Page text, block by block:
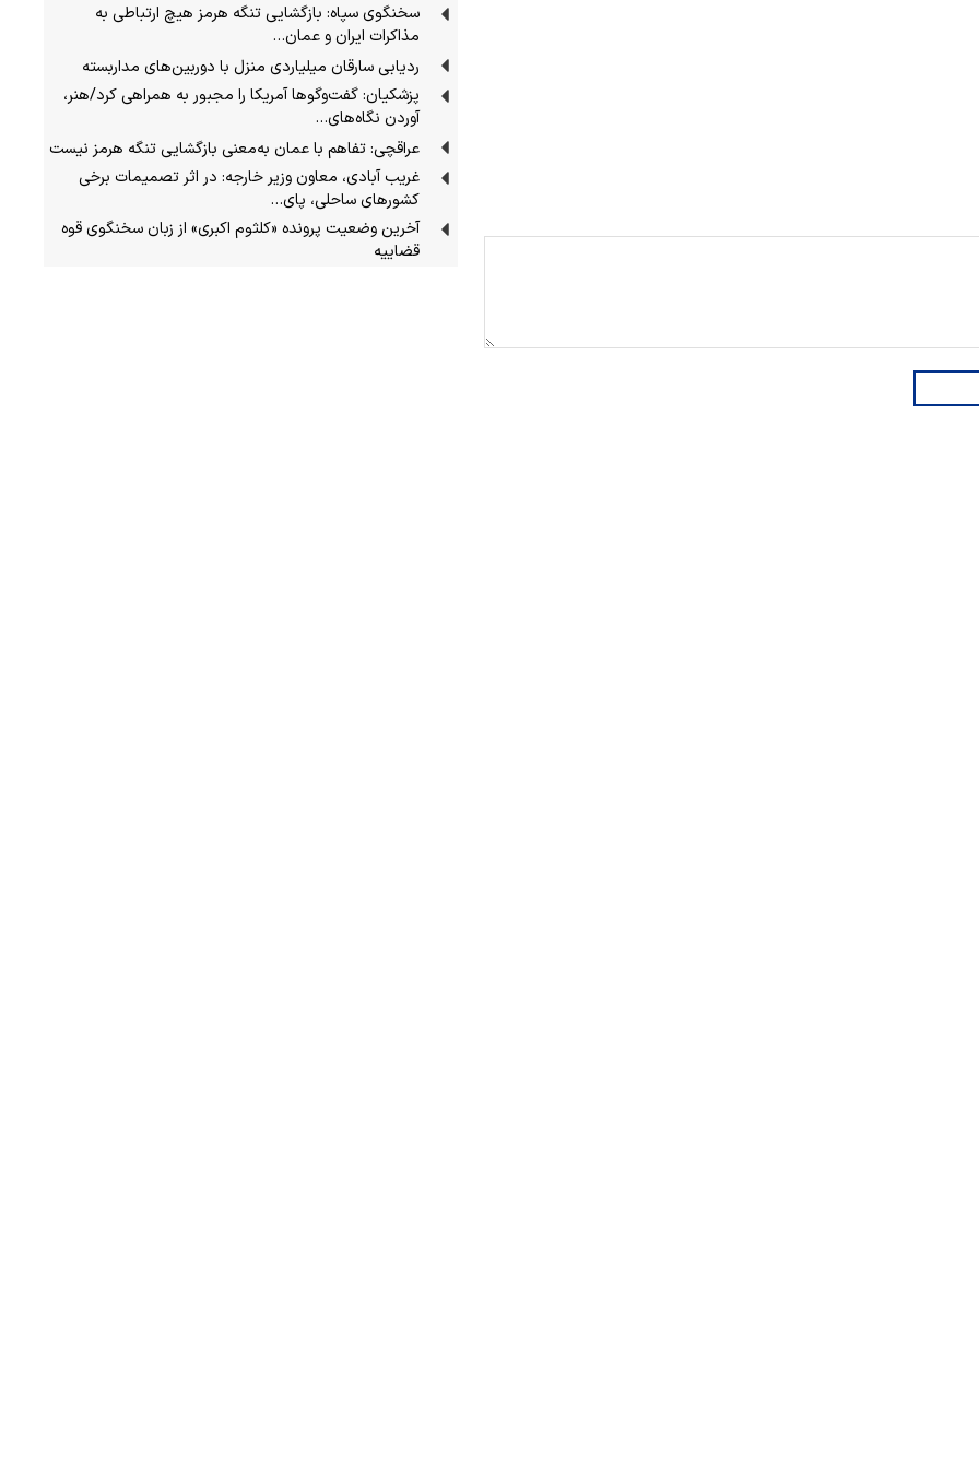
سخنگوی سپاه: بازگشایی تنگه هرمز هیچ ارتباطی به
مذاکرات ایران و عمان…
ردیابی سارقان میلیاردی منزل با دوربین‌های مداربسته
پزشکیان: گفت‌وگوها آمریکا را مجبور به همراهی کرد/هنر،
آوردن نگاه‌های…
عراقچی: تفاهم با عمان به‌معنی بازگشایی تنگه هرمز نیست
غریب آبادی، معاون وزیر خارجه: در اثر تصمیمات برخی
کشورهای ساحلی، پای…
آخرین وضعیت پرونده «کلثوم اکبری» از زبان سخنگوی قوه
قضاییه